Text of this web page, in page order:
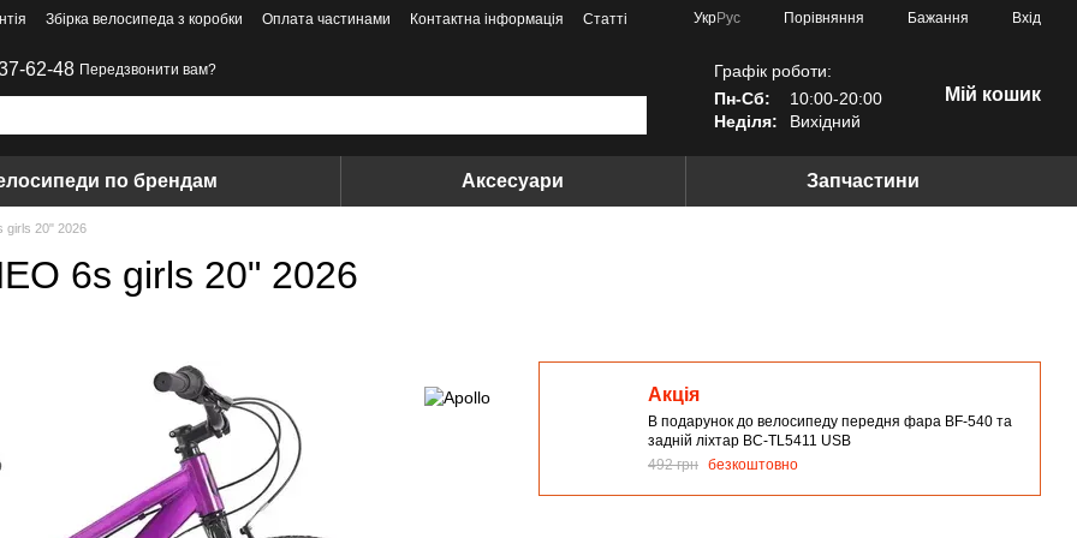
Збірка велосипеда з коробки Оплата частинами Контактна інформація
Статті
УкрРус Порівняння Бажання Вхід
62-48 Передзвонити вам?
Графік роботи:
Пн-Сб:
10:00-20:00
Неділя:
Вихідний
Мій кошик
по брендам Аксесуари Запчастини
girls 20" 2026
6s girls 20" 2026
Акція
В подарунок до велосипеду передня фара BF-540 та
задній ліхтар BC-TL5411 USB
492 грн безкоштовно